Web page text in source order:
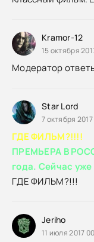
Kramor-12
15 октября
Модератор
Star Lord
7 октября
ГДЕ ФИЛЬМ?!!!!
ПРЕМЬЕРА В
года. Сейчас уже
ГДЕ ФИЛЬМ?!!!
Jeriho
11 июля 2017